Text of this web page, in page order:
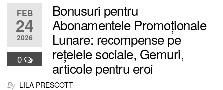
FEB
24
2026
0
Bonusuri pentru
Abonamentele Promoționale
Lunare: recompense pe
rețelele sociale, Gemuri,
articole pentru eroi
By LILA PRESCOTT